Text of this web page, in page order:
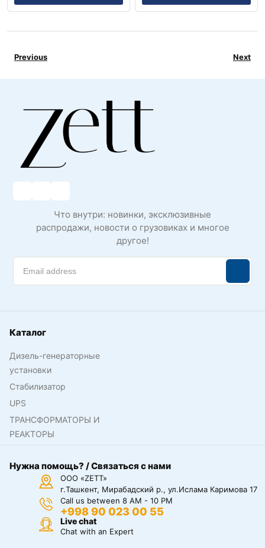
Previous Next
Что внутри: новинки, эксклюзивные
распродажи, новости о грузовиках и многое
другое!
Каталог
Дизель-генераторные
установки
Стабилизатор
UPS
ТРАНСФОРМАТОРЫ И
РЕАКТОРЫ
Нужна помощь? / Связаться с нами
ООО «ZETT»
г.Ташкент, Мирабадский р., ул.Ислама Каримова 17
Call us between 8 AM - 10 PM
+998 90 023 00 55
Live chat
Chat with an Expert